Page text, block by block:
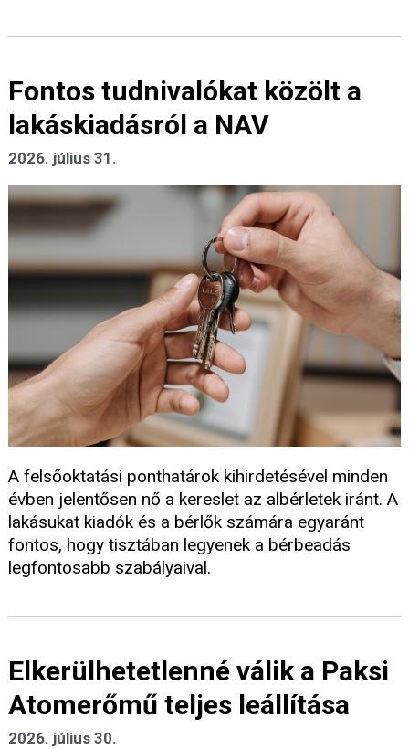
Fontos tudnivalókat közölt a
lakáskiadásról a NAV
2026. július 31.
A felsőoktatási ponthatárok kihirdetésével minden
évben jelentősen nő a kereslet az albérletek iránt. A
lakásukat kiadók és a bérlők számára egyaránt
fontos, hogy tisztában legyenek a bérbeadás
legfontosabb szabályaival.
Elkerülhetetlenné válik a Paksi
Atomerőmű teljes leállítása
2026. július 30.